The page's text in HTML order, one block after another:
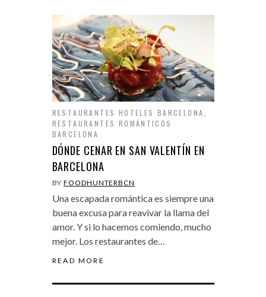
RESTAURANTES HOTELES BARCELONA
RESTAURANTES ROMÁNTICOS
BARCELONA
DÓNDE CENAR EN SAN VALENTÍN EN
BARCELONA
BYFOODHUNTERBCN
Una escapada romántica es siempre una
buena excusa para reavivar la llama del
amor. Y si lo hacemos comiendo, mucho
mejor. Los restaurantes de…
READ MORE